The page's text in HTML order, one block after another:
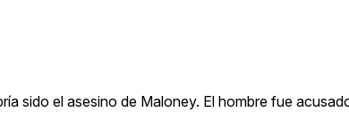
sido el asesino de Maloney. El hombre fue